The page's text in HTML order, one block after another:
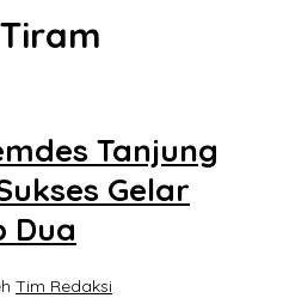
Tanjung
Gelar
Dua
Tim Redaksi